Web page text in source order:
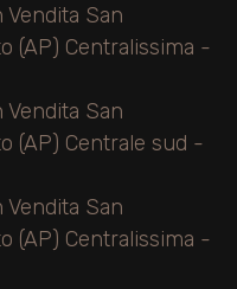
San
(AP) Centralissima -
San
(AP) Centrale sud -
San
(AP) Centralissima -